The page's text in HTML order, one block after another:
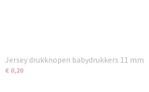
Jersey drukknopen babydrukkers 11 mm
€ 0,20